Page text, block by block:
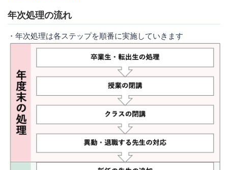
年次処理の流れ
・年次処理は各ステップを順番に実施していきます